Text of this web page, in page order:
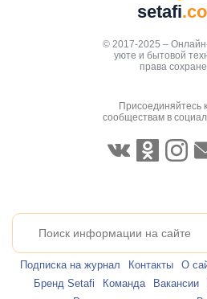
setafi
© 2017-2025 –
уюте и бытовой
права
Присоединяйтесь
сообществам в
Подписка на журнал Контакты О
Бренд Setafi
Команда Вакансии